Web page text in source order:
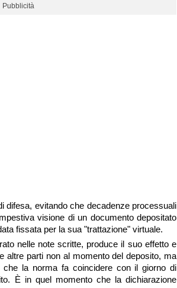
Pubblicità
difesa, evitando che decadenze processuali
visione di un documento depositato
fissata per la sua "trattazione" virtuale.
nelle note scritte, produce il suo effetto e
altre parti non al momento del deposito, ma
che la norma fa coincidere con il giorno di
È in quel momento che la dichiarazione